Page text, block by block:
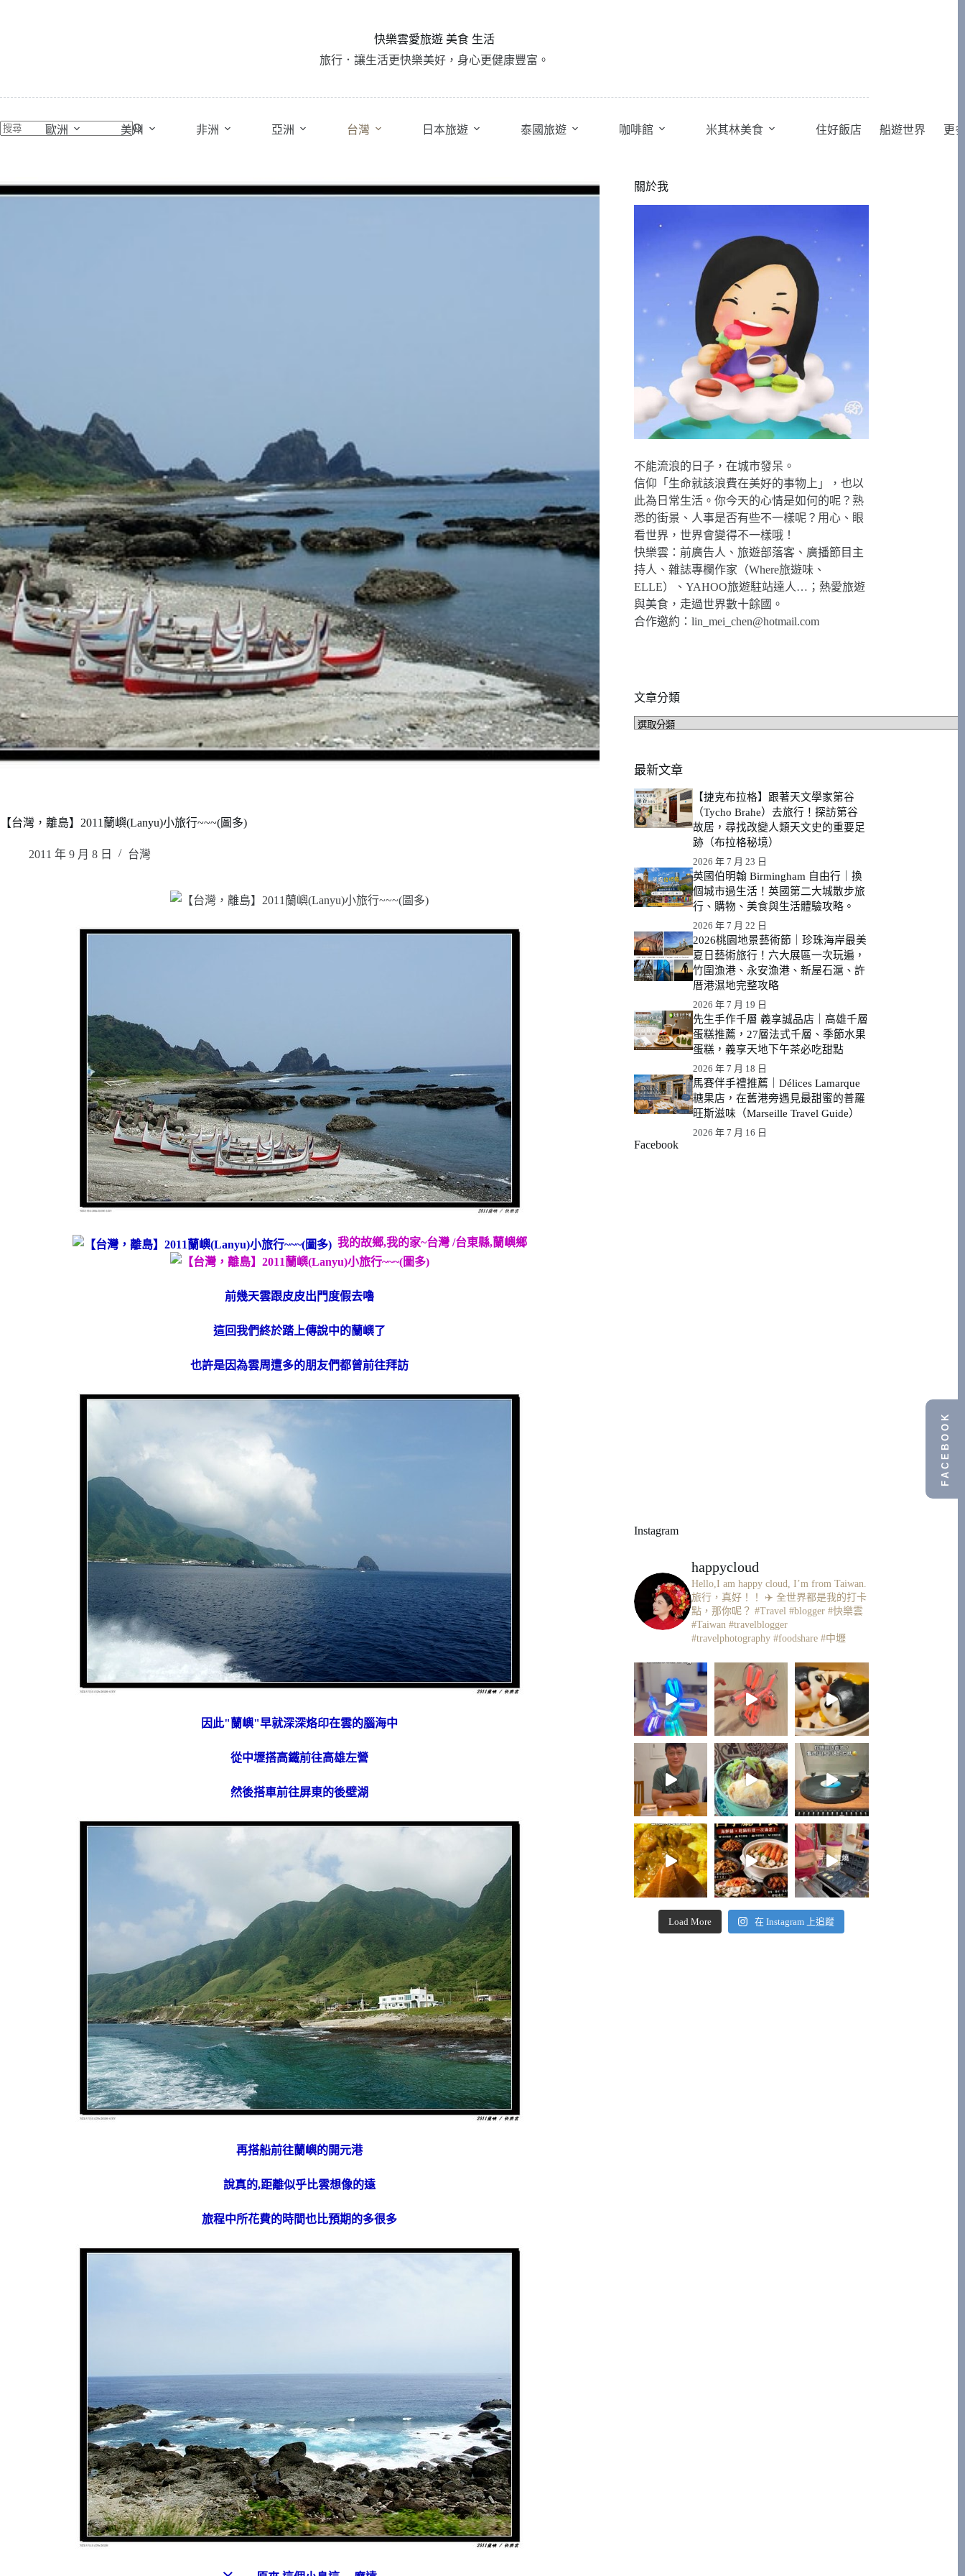
容
快樂雲愛旅遊 美食 生活
旅行．讓生活更快樂美好，身心更健康豐富。
歐洲 美州 非洲 亞洲 台灣 日本旅遊 泰國旅遊 咖啡館 米其林美食 住好飯店 船遊世界 更
【台灣，離島】2011蘭嶼(Lanyu)小旅行~~~(圖多)
2011 年 9 月 8 日 台灣
我的故鄉,我的家~台灣 /台東縣,蘭嶼鄉
前幾天雲跟皮皮出門度假去嚕
這回我們終於踏上傳說中的蘭嶼了
也許是因為雲周遭多的朋友們都曾前往拜訪
因此"蘭嶼"早就深深烙印在雲的腦海中
從中壢搭高鐵前往高雄左營
然後搭車前往屏東的後壁湖
再搭船前往蘭嶼的開元港
說真的,距離似乎比雲想像的遠
旅程中所花費的時間也比預期的多很多
關於我
不能流浪的日子，在城市發呆。
信仰「生命就該浪費在美好的事物上」，也以
此為日常生活。你今天的心情是如何的呢？熟
悉的街景、人事是否有些不一樣呢？用心、眼
看世界，世界會變得不一樣哦！
快樂雲：前廣告人、旅遊部落客、廣播節目主
持人、雜誌專欄作家（Where旅遊味、
ELLE）、YAHOO旅遊駐站達人…；熱愛旅遊
與美食，走過世界數十餘國。
合作邀約：lin_mei_chen@hotmail.com
文章分類
文
類
最新文章
【捷克布拉格】跟著天文學家第谷
（Tycho Brahe）去旅行！探訪第谷
故居，尋找改變人類天文史的重要足
跡（布拉格秘境）
2026 年 7 月 23 日
英國伯明翰 Birmingham 自由行｜換
個城市過生活！英國第二大城散步旅
行、購物、美食與生活體驗攻略。
2026 年 7 月 22 日
2026桃園地景藝術節｜珍珠海岸最美
夏日藝術旅行！六大展區一次玩遍，
竹圍漁港、永安漁港、新屋石滬、許
厝港濕地完整攻略
2026 年 7 月 19 日
先生手作千層 義享誠品店｜高雄千層
蛋糕推薦，27層法式千層、季節水果
蛋糕，義享天地下午茶必吃甜點
2026 年 7 月 18 日
馬賽伴手禮推薦｜Délices Lamarque
糖果店，在舊港旁遇見最甜蜜的普羅
旺斯滋味（Marseille Travel Guide）
2026 年 7 月 16 日
Facebook
Instagram
happycloud
Hello,I am happy cloud, I’m from Taiwan.
旅行，真好！！ ✈️ 全世界都是我的打卡
點，那你呢？ #Travel #blogger #快樂雲
#Taiwan #travelblogger
#travelphotography #foodshare #中壢
Load More 在 Instagram 上追蹤
FACEBOOK